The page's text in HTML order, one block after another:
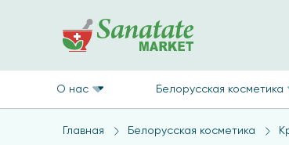
О нас Белорусская косметика
Главная Белорусская косметика